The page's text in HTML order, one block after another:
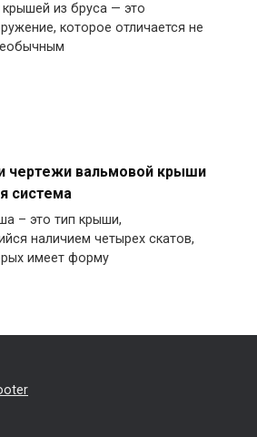
из бруса — это
которое отличается не
чертежи вальмовой крыши
система
– это тип крыши,
наличием четырех скатов,
имеет форму